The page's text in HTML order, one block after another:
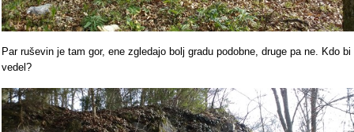
Par ruševin je tam gor, ene zgledajo bolj gradu podobne, druge pa ne. Kdo bi
vedel?